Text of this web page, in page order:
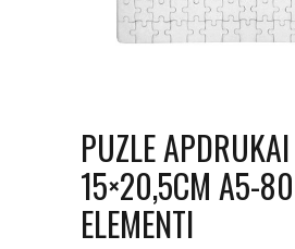
PUZLE
15×20,5CM A5-80
ELEMENTI